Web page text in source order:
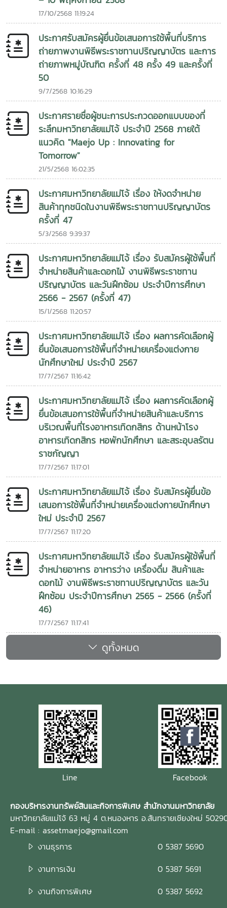
17/10/2568 11:19:24
ประกาศรับสมัครผู้ยื่นข้อเสนอการใช้พื้นที่บริการ
ถ่ายภาพงานพิธีพระราชทานปริญญาบัตร และการ
ถ่ายภาพหมู่บัณฑิต ครั้งที่ 48 ครั้ง 49 และครั้งที่
50
9/7/2568 10:16:29
ประกาศรายชื่อผู้ชนะการประกวดออกแบบของที่
ระลึกมหาวิทยาลัยแม่โจ้ ประจำปี 2568 ภายใต้
แนวคิด "Maejo Up : Innovating for
Tomorrow"
21/5/2568 16:02:35
ประกาศมหาวิทยาลัยแม่โจ้ เรื่อง ให้งดจำหน่าย
สินค้าทุกชนิดในงานพิธีพระราชทานปริญญาบัตร
ครั้งที่ 47
5/3/2568 9:39:37
ประกาศมหาวิทยาลัยแม่โจ้ เรื่อง รับสมัครผู้ใช้พื้นที่
จำหน่ายสินค้าและดอกไม้ งานพิธีพระราชทาน
ปริญญาบัตร และวันฝึกซ้อม ประจำปีการศึกษา
2566 - 2567 (ครั้งที่ 47)
15/1/2568 11:20:57
ประกาศมหาวิทยาลัยแม่โจ้ เรื่อง ผลการคัดเลือกผู้
ยื่นข้อเสนอการใช้พื้นที่จำหน่ายเครื่องแต่งกาย
นักศึกษาใหม่ ประจำปี 2567
17/7/2567 11:16:42
ประกาศมหาวิทยาลัยแม่โจ้ เรื่อง ผลการคัดเลือกผู้
ยื่นข้อเสนอการใช้พื้นที่จำหน่ายสินค้าและบริการ
บริเวณพื้นที่โรงอาหารเทิดกสิกร ด้านหน้าโรง
อาหารเทิดกสิกร หอพักนักศึกษา และสระอุบลรัตน
ราชกัญญา
17/7/2567 11:17:01
ประกาศมหาวิทยาลัยแม่โจ้ เรื่อง รับสมัครผู้ยื่นข้อ
เสนอการใช้พื้นที่จำหน่ายเครื่องแต่งกายนักศึกษา
ใหม่ ประจำปี 2567
17/7/2567 11:17:20
ประกาศมหาวิทยาลัยแม่โจ้ เรื่อง รับสมัครผู้ใช้พื้นที่
จำหน่ายอาหาร อาหารว่าง เครื่องดื่ม สินค้าและ
ดอกไม้ งานพิธีพระราชทานปริญญาบัตร และวัน
ฝึกซ้อม ประจำปีการศึกษา 2565 - 2566 (ครั้งที่
46)
17/7/2567 11:17:41
ดูทั้งหมด
Line Facebook
กองบริหารงานทรัพย์สินและกิจการพิเศษ สำนักงานมหาวิทยาลัย
มหาวิทยาลัยแม่โจ้ 63 หมู่ 4 ต.หนองหาร อ.สันทรายเชียงใหม่
E-mail : assetmaejo@gmail.com
งานธุรการ
0 5387 5690
งานการเงิน
0 5387 5691
งานกิจการพิเศษ
0 5387 5692